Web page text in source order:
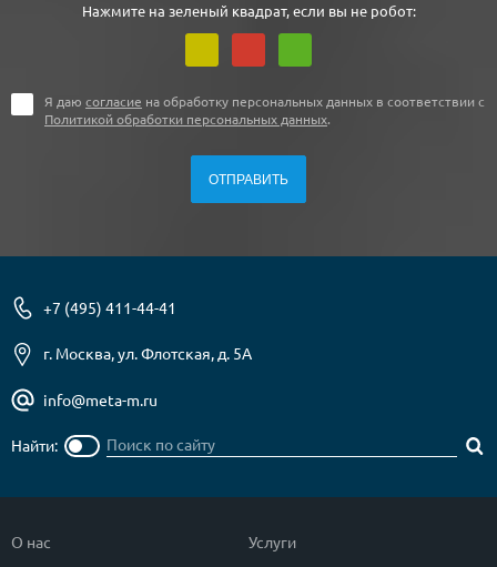
Нажмите на зеленый квадрат, если вы не робот:
Я даю согласие на обработку персональных данных в соответствии с
Политикой обработки персональных данных.
+7 (495) 411-44-41
г. Москва, ул. Флотская, д. 5А
info@meta-m.ru
Найти:
О нас
Услуги